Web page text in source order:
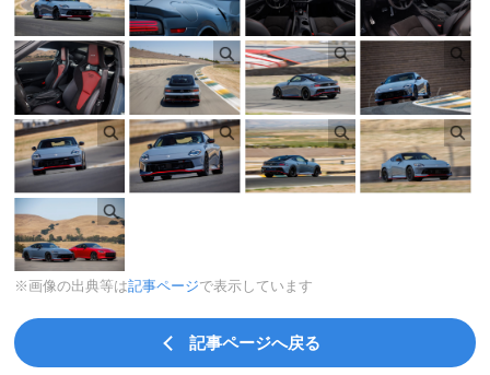
※画像の出典等は記事ページで表示しています
記事ページへ戻る